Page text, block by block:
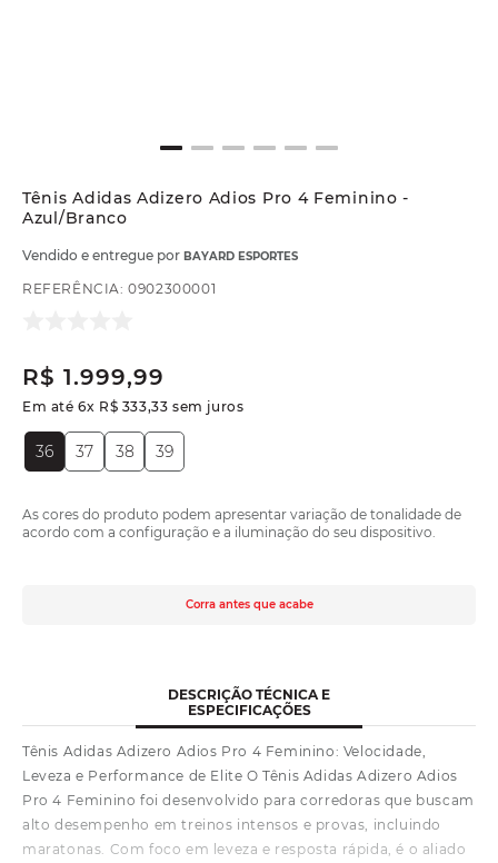
Tênis Adidas Adizero Adios Pro 4 Feminino -
Azul/Branco
Vendido e entregue por BAYARD ESPORTES
REFERÊNCIA:0902300001
R$ 1.999,99
Em até6x R$ 333,33 sem juros
36 37 38 39
As cores do produto podem apresentar variação de tonalidade de
acordo com a configuração e a iluminação do seu dispositivo.
Corra antes que acabe
DESCRIÇÃO TÉCNICA E
ESPECIFICAÇÕES
Tênis Adidas Adizero Adios Pro 4 Feminino: Velocidade,
Leveza e Performance de Elite O Tênis Adidas Adizero Adios
Pro 4 Feminino foi desenvolvido para corredoras que buscam
alto desempenho em treinos intensos e provas, incluindo
maratonas. Com foco em leveza e resposta rápida, é o aliado